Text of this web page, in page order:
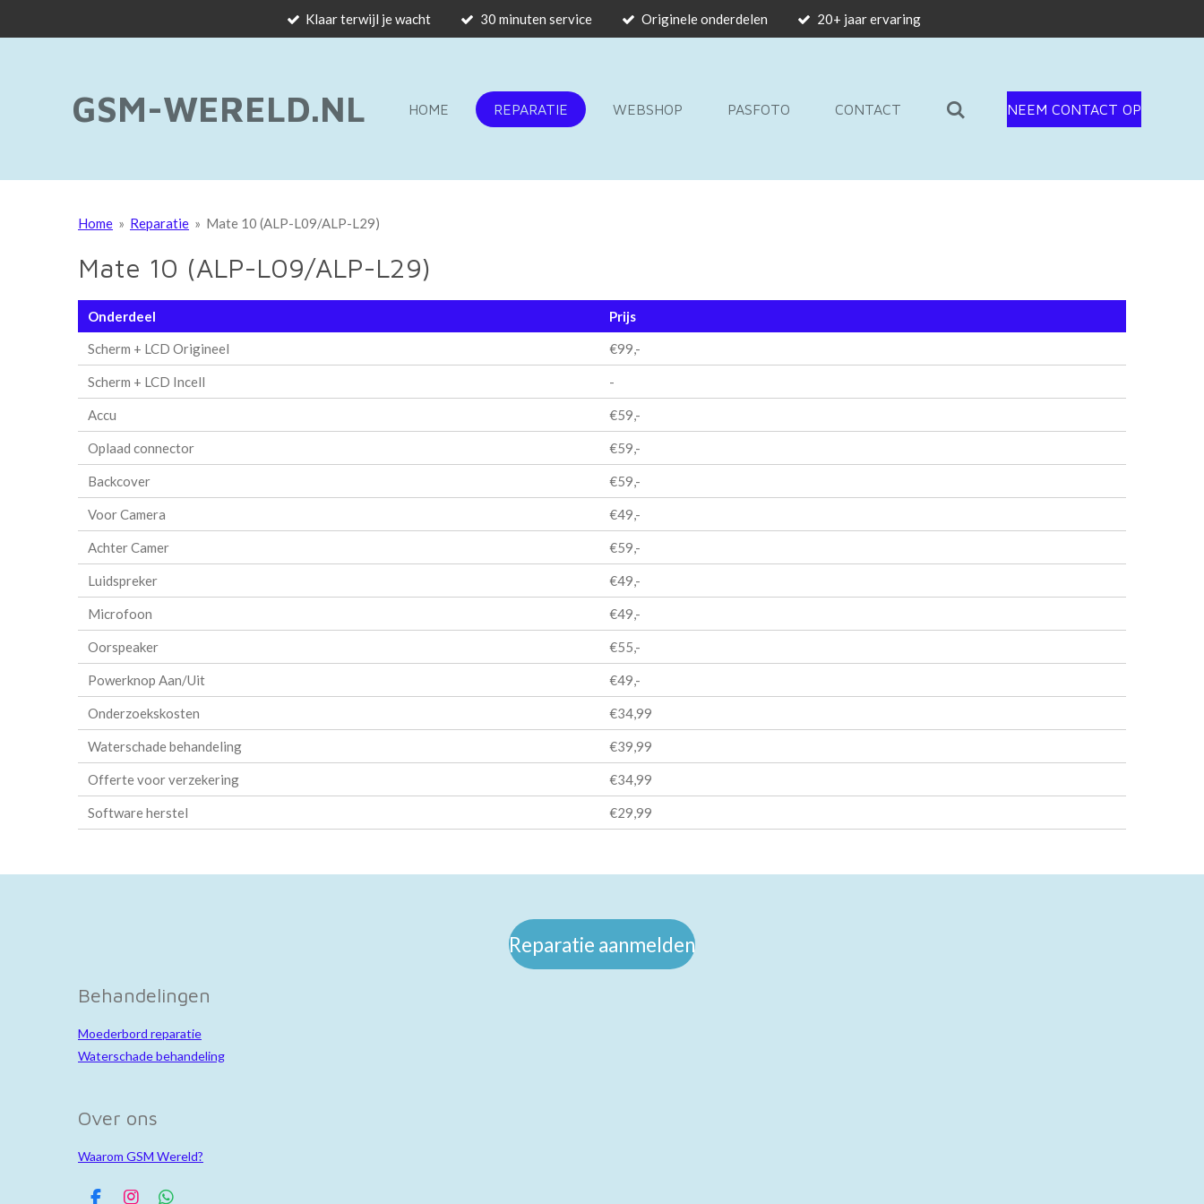
hoofdinhoud
Klaar terwijl je wacht 30 minuten service Originele onderdelen 20+ jaar ervaring
GSM-WERELD.NL HOME REPARATIE WEBSHOP PASFOTO CONTACT NEEM CONTACT OP
Home » Reparatie » Mate 10 (ALP-L09/ALP-L29)
Mate 10 (ALP-L09/ALP-L29)
Onderdeel
Prijs
Scherm + LCD Origineel
€99,-
Scherm + LCD Incell -
Accu €59,-
Oplaad connector €59,-
Backcover €59,-
Voor Camera €49,-
Achter Camer €59,-
Luidspreker €49,-
Microfoon €49,-
Oorspeaker €55,-
Powerknop Aan/Uit €49,-
Onderzoekskosten €34,99
Waterschade behandeling €39,99
Offerte voor verzekering €34,99
Software herstel €29,99
Reparatie aanmelden
Behandelingen
Moederbord reparatie
Waterschade behandeling
Over ons
Waarom GSM Wereld?